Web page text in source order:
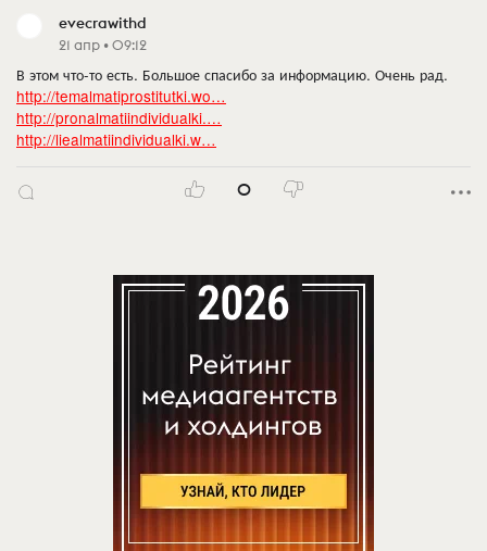
evecrawithd
21 апр • 09:12
В этом что-то есть. Большое спасибо за информацию. Очень рад.
http://temalmatiprostitutki.wo…
http://pronalmatiindividualki.…
http://liealmatiindividualki.w…
0